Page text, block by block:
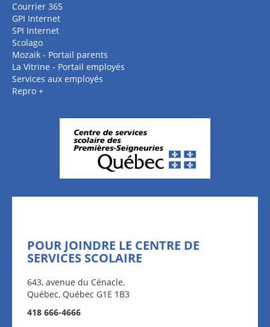
Courrier 365
GPI Internet
SPI Internet
Scolago
Mozaik - Portail parents
La Vitrine - Portail employés
Services aux employés
Repro +
POUR JOINDRE LE CENTRE DE
SERVICES SCOLAIRE
643, avenue du Cénacle,
Québec, Québec G1E 1B3
418 666-4666